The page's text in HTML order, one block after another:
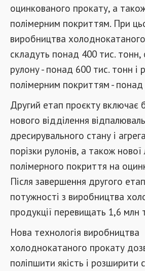
оцинкованого прокату, а
полімерним покриттям. При
виробництва
складуть понад 400 тис. тонн,
рулону - понад 600 тис. тонн і
полімерним покриттям -
Другий етап проєкту включає
нового відділення
дресирувального стану і
порізки рулонів, а також нової
полімерного покриття на
Після завершення другого
потужності з виробництва
продукції перевищать 1,6 млн
Нова технологія виробництва
холоднокатаного прокату
поліпшити якість і розширити